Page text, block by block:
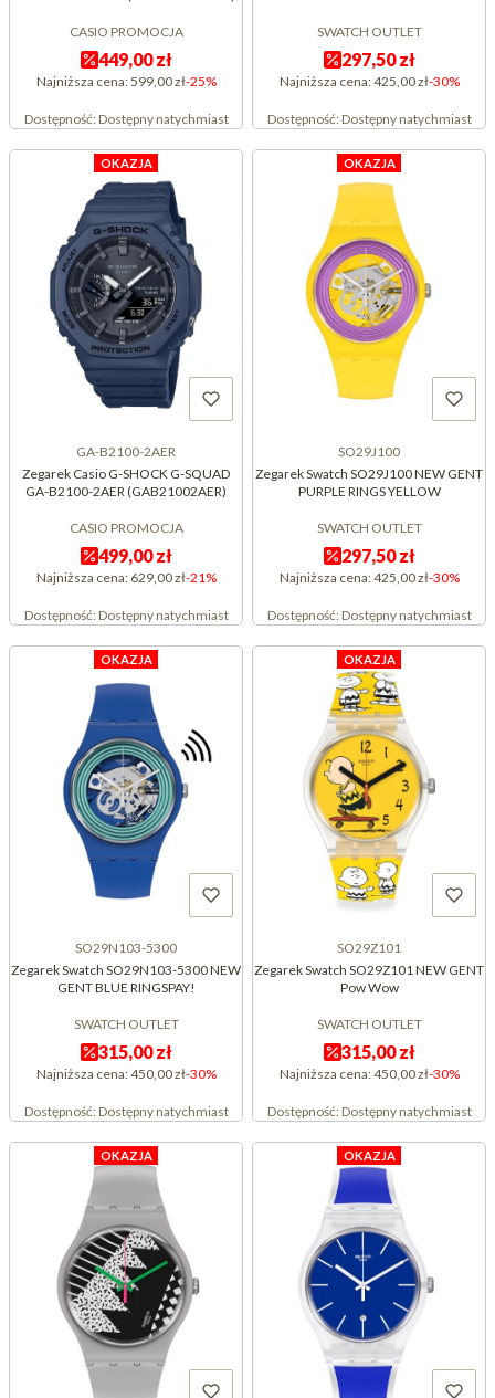
CASIO PROMOCJA
449,00 zł
Najniższa cena:599,00 zł-25%
Dostępność:Dostępny natychmiast
SWATCH OUTLET
297,50 zł
Najniższa cena:425,00 zł-30%
Dostępność:Dostępny natychmiast
OKAZJA
GA-B2100-2AER
Zegarek Casio G-SHOCK G-SQUAD
GA-B2100-2AER (GAB21002AER)
CASIO PROMOCJA
499,00 zł
Najniższa cena: 629,00 zł-21%
Dostępność:Dostępny natychmiast
OKAZJA
SO29J100
Zegarek Swatch SO29J100 NEW GENT
PURPLE RINGS YELLOW
SWATCH OUTLET
297,50 zł
Najniższa cena:425,00 zł-30%
Dostępność:Dostępny natychmiast
OKAZJA
SO29N103-5300
Zegarek Swatch SO29N103-5300 NEW
GENT BLUE RINGSPAY!
SWATCH OUTLET
315,00 zł
Najniższa cena:450,00 zł-30%
Dostępność:Dostępny natychmiast
OKAZJA
SO29Z101
Zegarek Swatch SO29Z101 NEW GENT
Pow Wow
SWATCH OUTLET
315,00 zł
Najniższa cena:450,00 zł-30%
Dostępność:Dostępny natychmiast
OKAZJA OKAZJA